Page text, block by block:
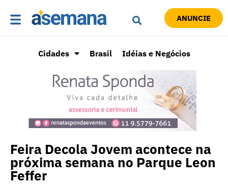
ANUNCIE
Cidades Brasil Idéias e Negócios
Feira Decola Jovem acontece na
próxima semana no Parque Leon
Feffer